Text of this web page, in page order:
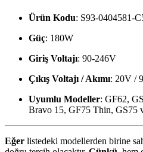
Ürün Kodu: S93-0404581-
Güç: 180W
Giriş Voltajı: 90-246V
Çıkış Voltajı / Akımı: 20V /
Uyumlu Modeller: GF62,
Bravo 15, GF75 Thin, GS75
Eğer listedeki modellerden birine